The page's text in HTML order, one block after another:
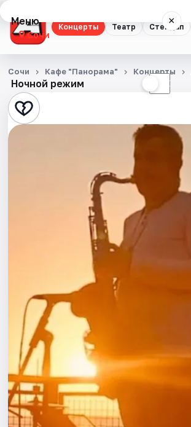
Концерты Театр Стендап
Меню ×
Сочи
Концерты
Театр
Стендап
Города
Площадки
Артисты
Рейтинги
Ночной режим ☾
Сочи Кафе "Панорама" Концерты